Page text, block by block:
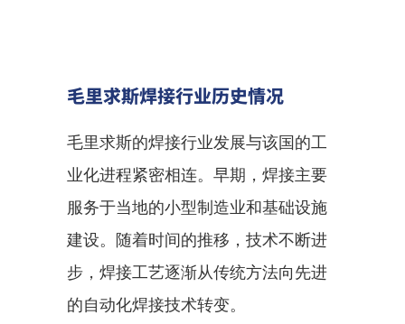
毛里求斯焊接行业历史情况
毛里求斯的焊接行业发展与该国的工
业化进程紧密相连。早期，焊接主要
服务于当地的小型制造业和基础设施
建设。随着时间的推移，技术不断进
步，焊接工艺逐渐从传统方法向先进
的自动化焊接技术转变。